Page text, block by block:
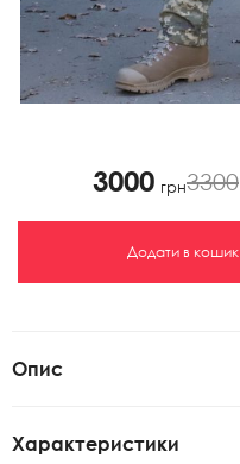
3000 грн3300
Додати в кошик
Опис
Характеристики